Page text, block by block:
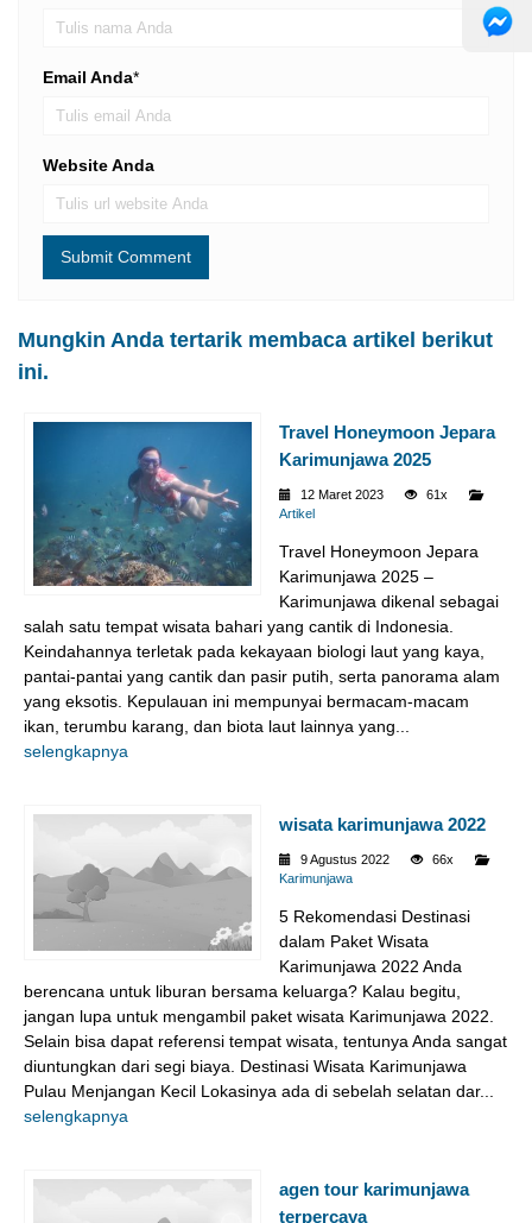
Email Anda*
Website Anda
Mungkin Anda tertarik membaca artikel berikut
ini.
Travel Honeymoon Jepara
Karimunjawa 2025
12 Maret 2023
61x
Artikel
Travel Honeymoon Jepara
Karimunjawa 2025 –
Karimunjawa dikenal sebagai
salah satu tempat wisata bahari yang cantik di Indonesia.
Keindahannya terletak pada kekayaan biologi laut yang kaya,
pantai-pantai yang cantik dan pasir putih, serta panorama alam
yang eksotis. Kepulauan ini mempunyai bermacam-macam
ikan, terumbu karang, dan biota laut lainnya yang...
selengkapnya
wisata karimunjawa 2022
9 Agustus 2022
66x
Karimunjawa
5 Rekomendasi Destinasi
dalam Paket Wisata
Karimunjawa 2022 Anda
berencana untuk liburan bersama keluarga? Kalau begitu,
jangan lupa untuk mengambil paket wisata Karimunjawa 2022.
Selain bisa dapat referensi tempat wisata, tentunya Anda sangat
diuntungkan dari segi biaya. Destinasi Wisata Karimunjawa
Pulau Menjangan Kecil Lokasinya ada di sebelah selatan dar...
selengkapnya
agen tour karimunjawa
terpercaya